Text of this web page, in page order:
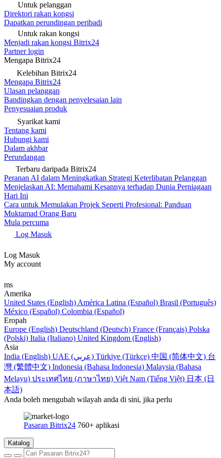
Untuk pelanggan
Direktori rakan kongsi
Dapatkan perundingan peribadi
Untuk rakan kongsi
Menjadi rakan kongsi Bitrix24
Partner login
Mengapa Bitrix24
Kelebihan Bitrix24
Mengapa Bitrix24
Ulasan pelanggan
Bandingkan dengan penyelesaian lain
Penyesuaian produk
Syarikat kami
Tentang kami
Hubungi kami
Dalam akhbar
Perundangan
Terbaru daripada Bitrix24
Peranan AI dalam Meningkatkan Strategi Keterlibatan Pelanggan
Menjelaskan AI: Memahami Kesannya terhadap Dunia Perniagaan
Hari Ini
Cara untuk Memulakan Projek Seperti Profesional: Panduan
Muktamad Orang Baru
Mula percuma
Log Masuk
Log Masuk
My account
ms
Amerika
United States (English) América Latina (Español) Brasil (Português)
México (Español) Colombia (Español)
Eropah
Europe (English) Deutschland (Deutsch) France (Français) Polska
(Polski) Italia (Italiano) United Kingdom (English)
Asia
India (English)
UAE (عربي) Türkiye (Türkçe) 中国 (简体中文) 台
灣 (繁體中文) Indonesia (Bahasa Indonesia) Malaysia (Bahasa
Melayu) ประเทศไทย (ภาษาไทย) Việt Nam (Tiếng Việt) 日本 (日
本語)
Anda boleh mengubah wilayah anda di sini, jika perlu
Pasaran Bitrix24 760+ aplikasi
Katalog